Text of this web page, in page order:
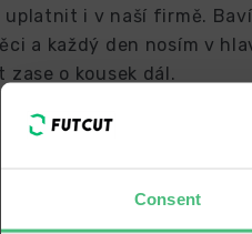
Consent
uplatnit i v naší firmě.
a každý den nosím v
zase o kousek dál.